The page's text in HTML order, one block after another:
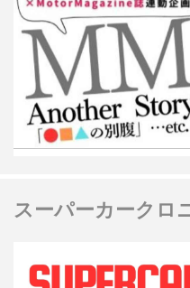
スーパーカークロ